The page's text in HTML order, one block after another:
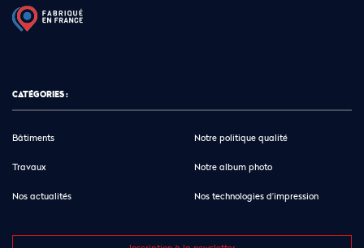
CATÉGORIES :
Bâtiments
Travaux
Nos actualités
Notre politique qualité
Notre album photo
Nos technologies d’impression